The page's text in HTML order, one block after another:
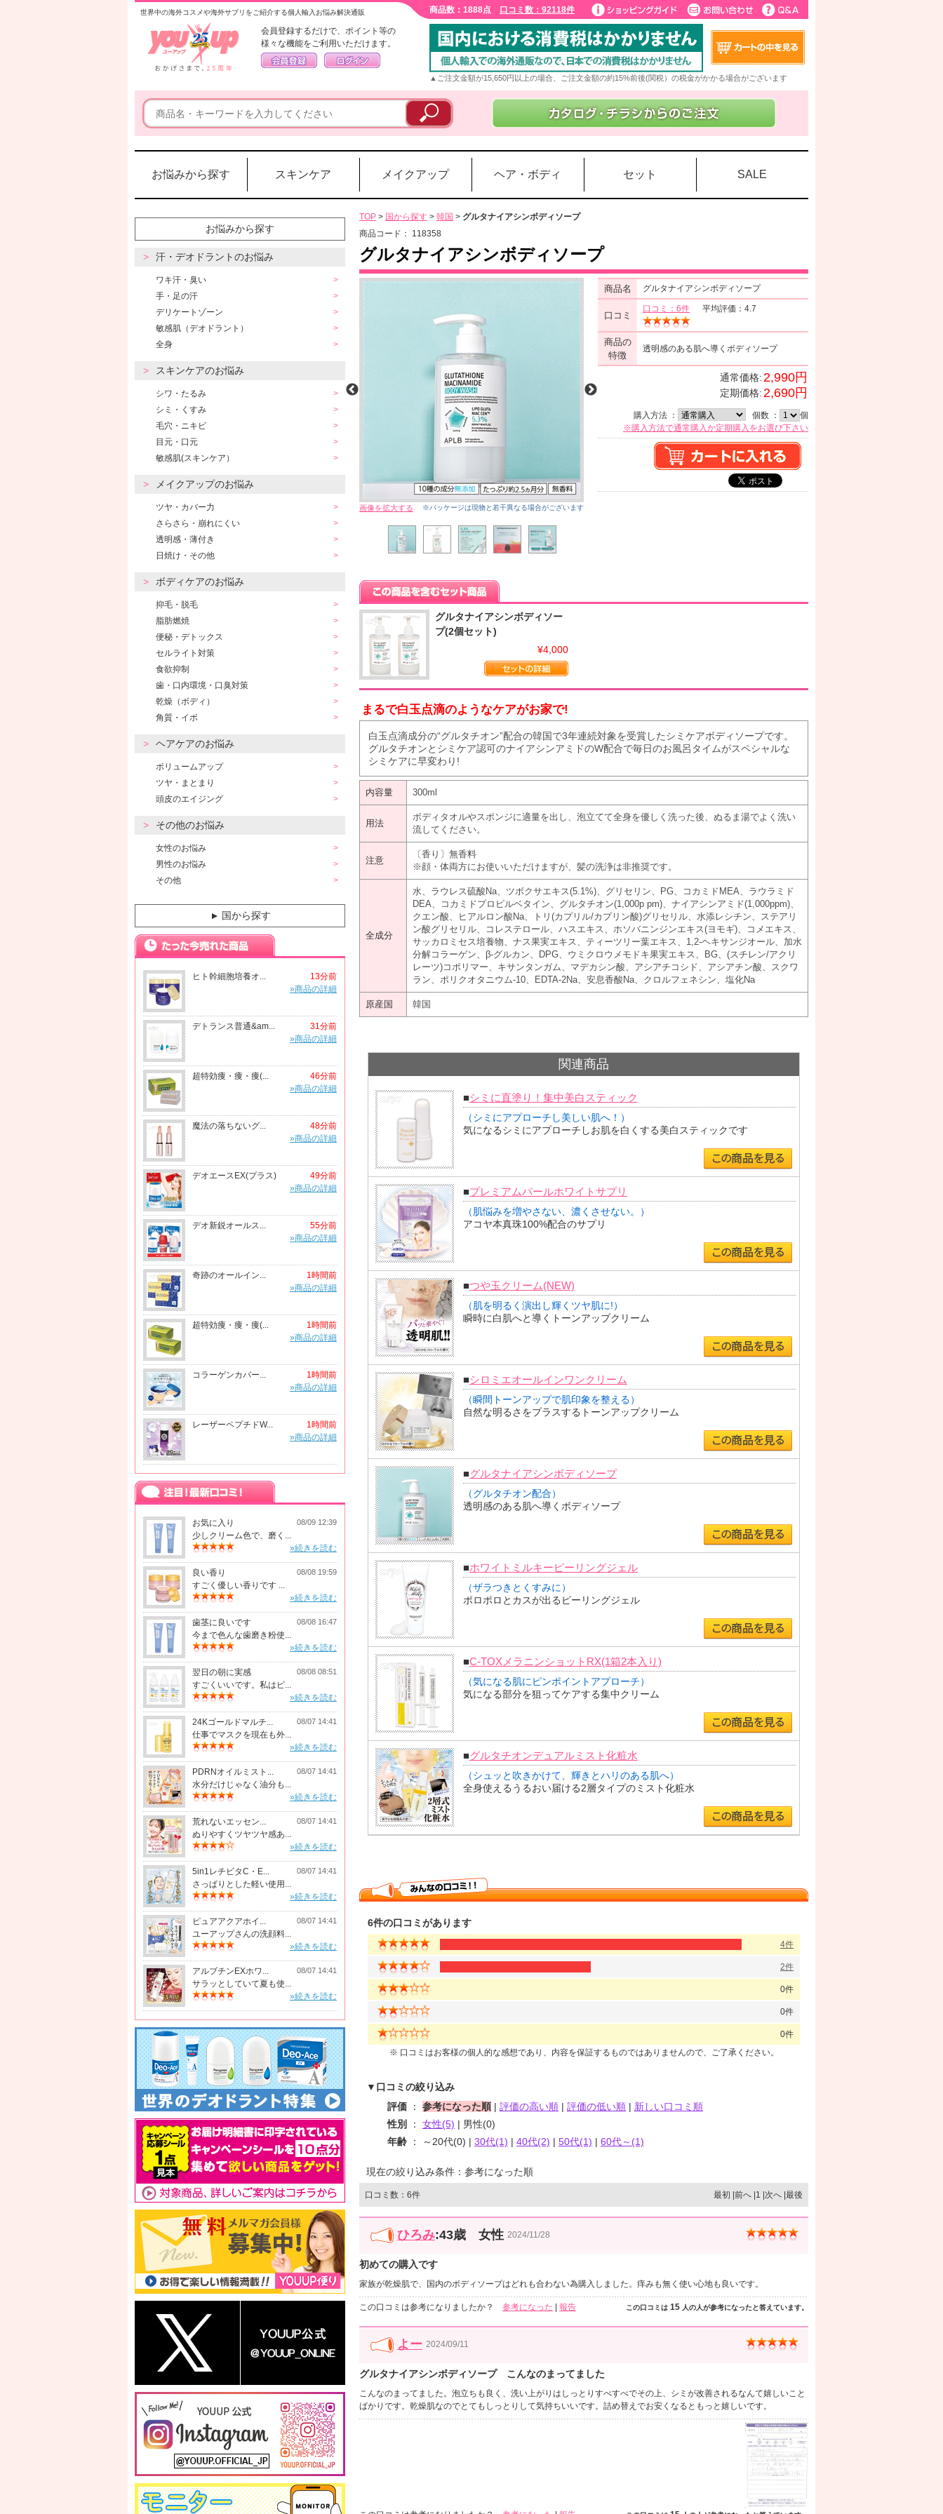
世界中の海外コスメや海外サプリをご紹介する個人輸入お悩み解決通販 商品数：1888点 口コミ数：92118件
会員登録するだけで、ポイント等の
様々な機能をご利用いただけます。
▲ご注文金額が15,650円以上の場合、ご注文金額の約15%前後(関税）の税金がかかる場合がございます
お悩みから探す スキンケア メイクアップ ヘア・ボディ セット SALE
お悩みから探す
汗・デオドラントのお悩み
ワキ汗・臭い
手・足の汗
デリケートゾーン
敏感肌（デオドラント）
全身
スキンケアのお悩み
シワ・たるみ
シミ・くすみ
毛穴・ニキビ
目元・口元
敏感肌(スキンケア）
メイクアップのお悩み
ツヤ・カバー力
さらさら・崩れにくい
透明感・薄付き
日焼け・その他
ボディケアのお悩み
抑毛・脱毛
脂肪燃焼
便秘・デトックス
セルライト対策
食欲抑制
歯・口内環境・口臭対策
乾燥（ボディ）
角質・イボ
ヘアケアのお悩み
ボリュームアップ
ツヤ・まとまり
頭皮のエイジング
その他のお悩み
女性のお悩み
男性のお悩み
その他
▼ 国から探す
ヒト幹細胞培養オ...
13分前
»商品の詳細
デトランス普通&am...
31分前
»商品の詳細
超特効痩・痩・痩(...
46分前
»商品の詳細
魔法の落ちないグ...
48分前
»商品の詳細
デオエースEX(プラス)
49分前
»商品の詳細
デオ新鋭オールス...
55分前
»商品の詳細
奇跡のオールイン...
1時間前
»商品の詳細
超特効痩・痩・痩(...
1時間前
»商品の詳細
コラーゲンカバー...
1時間前
»商品の詳細
レーザーペプチドW...
1時間前
»商品の詳細
お気に入り 08/09 12:39
少しクリーム色で、磨く...
»続きを読む
良い香り 08/08 19:59
すごく優しい香りです ...
»続きを読む
歯茎に良いです 08/08 16:47
今まで色んな歯磨き粉使...
»続きを読む
翌日の朝に実感 08/08 08:51
すごくいいです。私はピ...
»続きを読む
24Kゴールドマルチ... 08/07 14:41
仕事でマスクを現在も外...
»続きを読む
PDRNオイルミスト... 08/07 14:41
水分だけじゃなく油分も...
»続きを読む
荒れないエッセン... 08/07 14:41
ぬりやすくツヤツヤ感あ...
»続きを読む
5in1レチビタC・E... 08/07 14:41
さっぱりとした軽い使用...
»続きを読む
ピュアアクアホイ... 08/07 14:41
ユーアップさんの洗顔料...
»続きを読む
アルブチンEXホワ... 08/07 14:41
サラッとしていて夏も使...
»続きを読む
TOP > 国から探す > 韓国 > グルタナイアシンボディソープ
商品コード： 118358
グルタナイアシンボディソープ
画像を拡大する ※パッケージは現物と若干異なる場合がございます
商品名 グルタナイアシンボディソープ
口コミ
口コミ：6件 平均評価：4.7
商品の
特徴
透明感のある肌へ導くボディソープ
通常価格:2,990円
定期価格:2,690円
購入方法 ： 個数 ：
個
※購入方法で通常購入か定期購入をお選び下さい
グルタナイアシンボディソー
プ(2個セット)
¥4,000
まるで白玉点滴のようなケアがお家で!
白玉点滴成分の“グルタチオン”配合の韓国で3年連続対象を受賞したシミケアボディソープです。
グルタチオンとシミケア認可のナイアシンアミドのW配合で毎日のお風呂タイムがスペシャルな
シミケアに早変わり!
内容量 300ml
用法
ボディタオルやスポンジに適量を出し、泡立てて全身を優しく洗った後、ぬるま湯でよく洗い
流してください。
注意
〔香り〕無香料
※顔・体両方にお使いいただけますが、髪の洗浄は非推奨です。
全成分
水、ラウレス硫酸Na、ツボクサエキス(5.1%)、グリセリン、PG、コカミドMEA、ラウラミド
DEA、コカミドプロピルベタイン、グルタチオン(1,000p pm)、ナイアシンアミド(1,000ppm)、
クエン酸、ヒアルロン酸Na、トリ(カプリル/カプリン酸)グリセリル、水添レシチン、ステアリ
ン酸グリセリル、コレステロール、ハスエキス、ホソバニンジンエキス(ヨモギ)、コメエキス、
サッカロミセス培養物、ナス果実エキス、ティーツリー葉エキス、1,2-ヘキサンジオール、加水
分解コラーゲン、β-グルカン、DPG、ウミクロウメモドキ果実エキス、BG、(スチレン/アクリ
レーツ)コポリマー、キサンタンガム、マデカシン酸、アシアチコシド、アシアチン酸、スクワ
ラン、ポリクオタニウム-10、EDTA-2Na、安息香酸Na、クロルフェネシン、塩化Na
原産国 韓国
関連商品
■シミに直塗り！集中美白スティック
（シミにアプローチし美しい肌へ！）
気になるシミにアプローチしお肌を白くする美白スティックです
■プレミアムパールホワイトサプリ
（肌悩みを増やさない、濃くさせない。）
アコヤ本真珠100%配合のサプリ
■つや玉クリーム(NEW)
（肌を明るく演出し輝くツヤ肌に!）
瞬時に白肌へと導くトーンアップクリーム
■シロミエオールインワンクリーム
（瞬間トーンアップで肌印象を整える）
自然な明るさをプラスするトーンアップクリーム
■グルタナイアシンボディソープ
（グルタチオン配合）
透明感のある肌へ導くボディソープ
■ホワイトミルキーピーリングジェル
（ザラつきとくすみに）
ポロポロとカスが出るピーリングジェル
■C-TOXメラニンショットRX(1箱2本入り)
（気になる肌にピンポイントアプローチ）
気になる部分を狙ってケアする集中クリーム
■グルタチオンデュアルミスト化粧水
（シュッと吹きかけて、輝きとハリのある肌へ）
全身使えるうるおい届ける2層タイプのミスト化粧水
6件の口コミがあります
4件
2件
0件
0件
0件
※ 口コミはお客様の個人的な感想であり、内容を保証するものではありませんので、ご了承ください。
▼口コミの絞り込み
評価 ： 参考になった順 | 評価の高い順 | 評価の低い順 | 新しい口コミ順
性別
： 女性(5) | 男性(0)
年齢 ： ～20代(0) | 30代(1) | 40代(2) | 50代(1) | 60代～(1)
現在の絞り込み条件：参考になった順
口コミ数：6件 最初 |前へ |1 |次へ |最後
ひろみ:43歳 女性 2024/11/28
初めての購入です
家族が乾燥肌で、国内のボディソープはどれも合わない為購入しました。痒みも無く使い心地も良いです。
この口コミは 15 人の人が参考になったと答えています。
この口コミは参考になりましたか？ 参考になった 報告
よー 2024/09/11
グルタナイアシンボディソープ こんなのまってました
こんなのまってました。泡立ちも良く、洗い上がりはしっとりすべすべでその上、シミが改善されるなんて嬉しいこと
ばかりです。乾燥肌なのでとてもしっとりして気持ちいいです。詰め替えでお安くなるともっと嬉しいです。